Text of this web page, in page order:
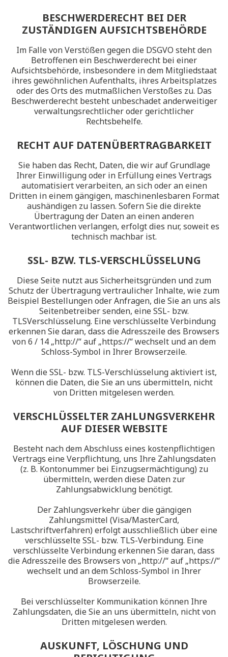
BESCHWERDERECHT BEI DER
ZUSTÄNDIGEN AUFSICHTSBEHÖRDE
Im Falle von Verstößen gegen die DSGVO steht den
Betroffenen ein Beschwerderecht bei einer
Aufsichtsbehörde, insbesondere in dem Mitgliedstaat
ihres gewöhnlichen Aufenthalts, ihres Arbeitsplatzes
oder des Orts des mutmaßlichen Verstoßes zu. Das
Beschwerderecht besteht unbeschadet anderweitiger
verwaltungsrechtlicher oder gerichtlicher
Rechtsbehelfe.
RECHT AUF DATENÜBERTRAGBARKEIT
Sie haben das Recht, Daten, die wir auf Grundlage
Ihrer Einwilligung oder in Erfüllung eines Vertrags
automatisiert verarbeiten, an sich oder an einen
Dritten in einem gängigen, maschinenlesbaren Format
aushändigen zu lassen. Sofern Sie die direkte
Übertragung der Daten an einen anderen
Verantwortlichen verlangen, erfolgt dies nur, soweit es
technisch machbar ist.
SSL- BZW. TLS-VERSCHLÜSSELUNG
Diese Seite nutzt aus Sicherheitsgründen und zum
Schutz der Übertragung vertraulicher Inhalte, wie zum
Beispiel Bestellungen oder Anfragen, die Sie an uns als
Seitenbetreiber senden, eine SSL- bzw.
TLSVerschlüsselung. Eine verschlüsselte Verbindung
erkennen Sie daran, dass die Adresszeile des Browsers
von 6 / 14 „http://“ auf „https://“ wechselt und an dem
Schloss-Symbol in Ihrer Browserzeile.
Wenn die SSL- bzw. TLS-Verschlüsselung aktiviert ist,
können die Daten, die Sie an uns übermitteln, nicht
von Dritten mitgelesen werden.
VERSCHLÜSSELTER ZAHLUNGSVERKEHR
AUF DIESER WEBSITE
Besteht nach dem Abschluss eines kostenpflichtigen
Vertrags eine Verpflichtung, uns Ihre Zahlungsdaten
(z. B. Kontonummer bei Einzugsermächtigung) zu
übermitteln, werden diese Daten zur
Zahlungsabwicklung benötigt.
Der Zahlungsverkehr über die gängigen
Zahlungsmittel (Visa/MasterCard,
Lastschriftverfahren) erfolgt ausschließlich über eine
verschlüsselte SSL- bzw. TLS-Verbindung. Eine
verschlüsselte Verbindung erkennen Sie daran, dass
die Adresszeile des Browsers von „http://“ auf „https://“
wechselt und an dem Schloss-Symbol in Ihrer
Browserzeile.
Bei verschlüsselter Kommunikation können Ihre
Zahlungsdaten, die Sie an uns übermitteln, nicht von
Dritten mitgelesen werden.
AUSKUNFT, LÖSCHUNG UND